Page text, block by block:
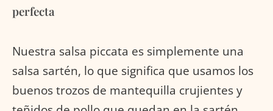
perfecta
Nuestra salsa piccata es simplemente una
salsa sartén, lo que significa que usamos los
buenos trozos de mantequilla crujientes y